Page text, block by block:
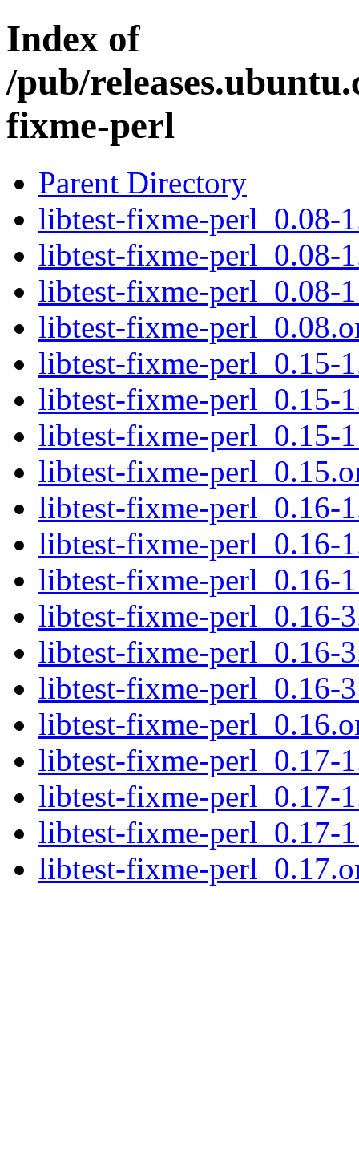
Index of
/pub/
fixme-perl
Parent Directory
libtest-fixme-perl_0.08-
libtest-fixme-perl_0.08-
libtest-fixme-perl_0.08-
libtest-fixme-
libtest-fixme-perl_0.15-
libtest-fixme-perl_0.15-
libtest-fixme-perl_0.15-
libtest-fixme-
libtest-fixme-perl_0.16-
libtest-fixme-perl_0.16-
libtest-fixme-perl_0.16-
libtest-fixme-perl_0.16-
libtest-fixme-perl_0.16-
libtest-fixme-perl_0.16-
libtest-fixme-
libtest-fixme-perl_0.17-
libtest-fixme-perl_0.17-
libtest-fixme-perl_0.17-
libtest-fixme-